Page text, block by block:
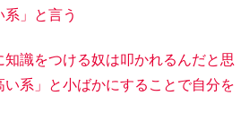
」と言う
知識をつける奴は叩かれるんだと思
系」と小ばかにすることで自分を